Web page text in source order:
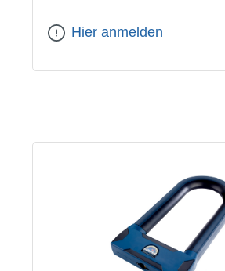
Hier anmelden